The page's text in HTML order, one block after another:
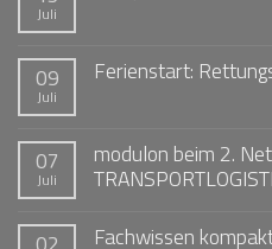
Juli
09
Juli
Ferienstart:
07
Juli
modulon beim 2.
Fachwissen